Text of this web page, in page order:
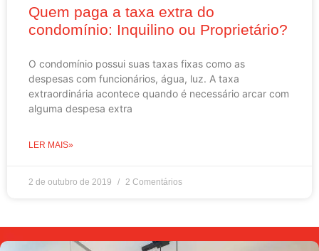
Quem paga a taxa extra do
condomínio: Inquilino ou Proprietário?
O condomínio possui suas taxas fixas como as
despesas com funcionários, água, luz. A taxa
extraordinária acontece quando é necessário arcar com
alguma despesa extra
LER MAIS»
2 de outubro de 2019 2 Comentários